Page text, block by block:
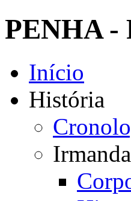
PENHA -
Início
História